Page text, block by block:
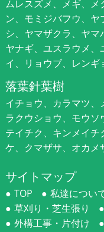
ムレスズメ、メギ、
ン、モミジバフウ、
シ、ヤマザクラ、ヤ
ヤナギ、ユスラウメ
イ、リョウブ、レンギ
落葉針葉樹
イチョウ、カラマツ、
ラクウショウ、モウ
テイチク、キンメイ
ケ、クマザサ、オカメ
サイトマップ
TOP 私達につい
草刈り・芝生張り
外構工事・片付け